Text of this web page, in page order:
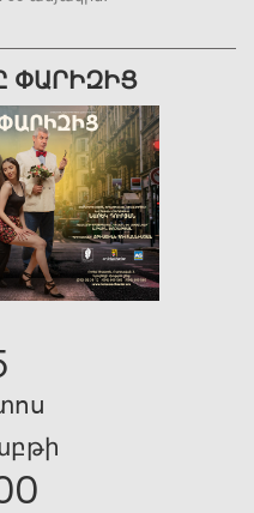
ՓԱՐԻԶԻՑ